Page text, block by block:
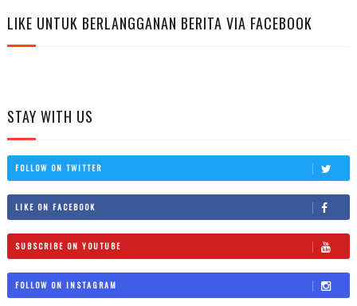
LIKE UNTUK BERLANGGANAN BERITA VIA FACEBOOK
STAY WITH US
FOLLOW ON TWITTER
LIKE ON FACEBOOK
SUBSCRIBE ON YOUTUBE
FOLLOW ON INSTAGRAM